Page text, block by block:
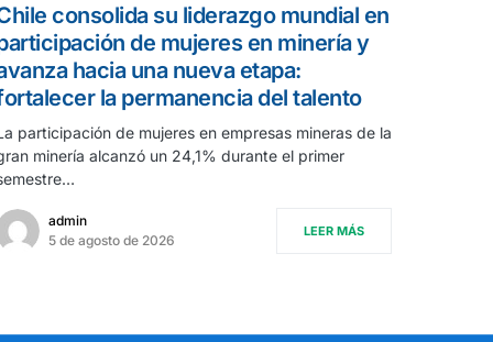
consolida su liderazgo mundial en
de mujeres en minería y
hacia una nueva etapa:
la permanencia del talento
participación de mujeres en empresas mineras de la
minería alcanzó un 24,1% durante el primer
admin
5 de agosto de 2026
LEER MÁS